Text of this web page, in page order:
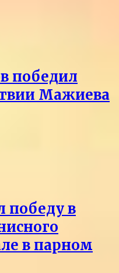
победил
Мажиева
победу в
в парном